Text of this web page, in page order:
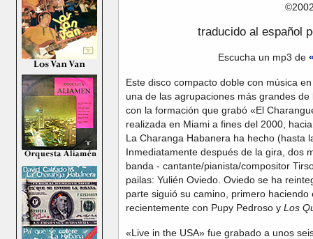
traducido al español
Escucha un mp3 de
Este disco compacto doble con música
una de las agrupaciones más grandes
con la formación que grabó «El
realizada en Miami a fines del 2000,
La Charanga Habanera ha hecho (hasta
Inmediatamente después de la gira, dos
banda - cantante/pianista/compositor
pailas: Yulién Oviedo. Oviedo se ha
parte siguió su camino, primero
recientemente con Pupy Pedroso y Los
«Live in the USA» fue grabado a unos